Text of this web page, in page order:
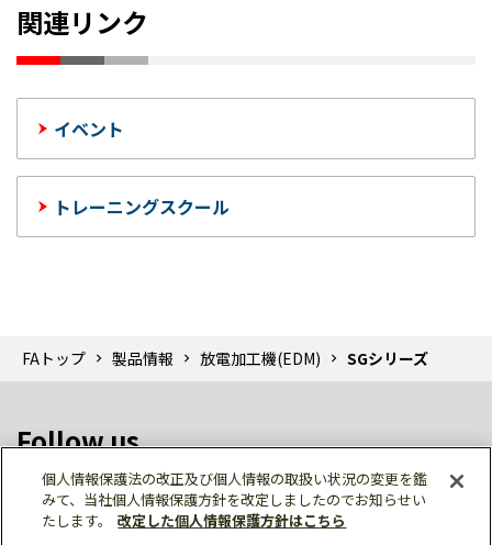
関連リンク
イベント
トレーニングスクール
FAトップ 製品情報 放電加工機(EDM) SGシリーズ
Follow us
個人情報保護法の改正及び個人情報の取扱い状況の変更を鑑
みて、当社個人情報保護方針を改定しましたのでお知らせい
たします。
改定した個人情報保護方針はこちら